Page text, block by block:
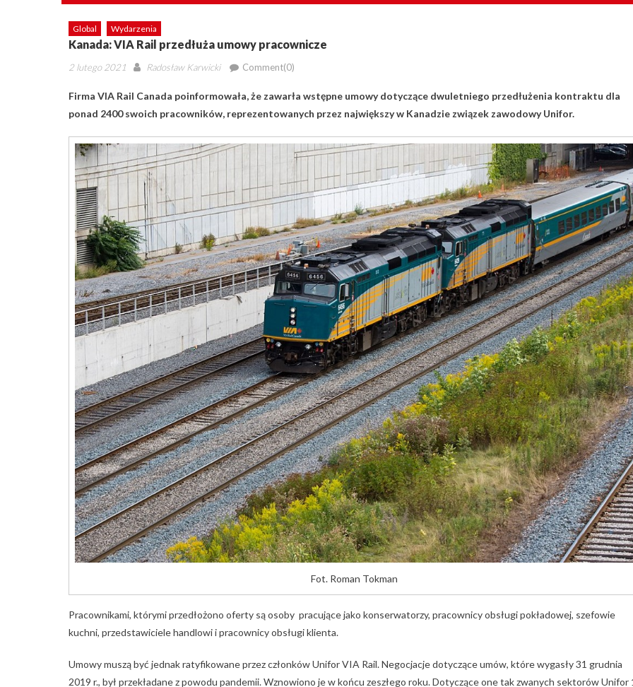
Global Wydarzenia
Kanada: VIA Rail przedłuża umowy pracownicze
Posted
2 lutego 2021 Author
Radosław Karwicki Comment(0)
Firma VIA Rail Canada poinformowała, że ​​zawarła wstępne umowy dotyczące dwuletniego przedłużenia kontraktu dla
ponad 2400 swoich pracowników, reprezentowanych przez największy w Kanadzie związek zawodowy Unifor.
Fot. Roman Tokman
Pracownikami, którymi przedłożono oferty są osoby pracujące jako konserwatorzy, pracownicy obsługi pokładowej, szefowie
kuchni, przedstawiciele handlowi i pracownicy obsługi klienta.
Umowy muszą być jednak ratyfikowane przez członków Unifor VIA Rail. Negocjacje dotyczące umów, które wygasły 31 grudnia
2019 r., był przekładane z powodu pandemii. Wznowiono je w końcu zeszłego roku. Dotyczące one tak zwanych sektorów Unifor